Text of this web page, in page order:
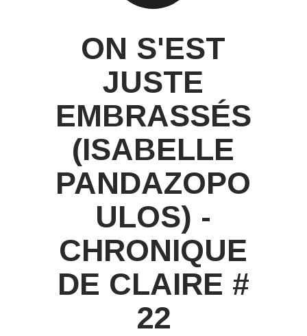
ON S'EST
JUSTE
EMBRASSÉS
(ISABELLE
PANDAZOPO
ULOS) -
CHRONIQUE
DE CLAIRE #
22